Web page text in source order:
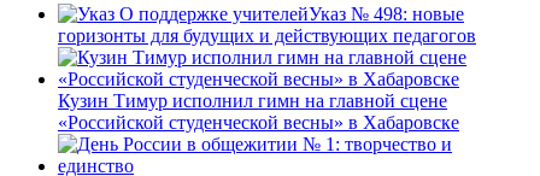
Указ № 498: новые
горизонты для будущих и действующих педагогов
Кузин Тимур исполнил гимн на главной сцене
«Российской студенческой весны» в Хабаровске